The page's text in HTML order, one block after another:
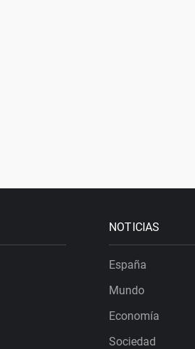
NOTICIAS
España
Mundo
Economía
Sociedad